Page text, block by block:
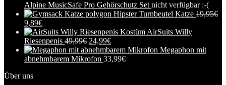
Alpine MusicSafe Pro Gehörschutz Set nicht verfügbar :-(
Hipster Turnbeutel Katze 19,95€
9,89€
AirSuits Willy
Riesenpenis 49,99€ 24,99€
Megaphon mit
abnehmbarem Mikrofon 33,99€
Über uns